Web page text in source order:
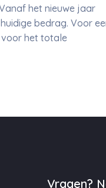
het nieuwe jaar
bedrag. Voor
het totale
Vragen?